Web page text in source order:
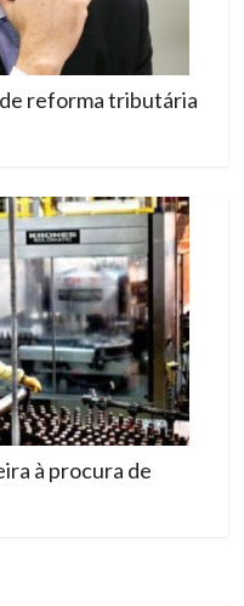
reforma tributária
à procura de